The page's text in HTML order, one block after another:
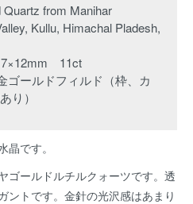
from Manihar
Kullu, Himachal Pladesh,
11ct
ゴールドフィルド（枠、カ
り）
です。
ゴールドルチルクォーツです。透
ントです。金針の光沢感はあまり